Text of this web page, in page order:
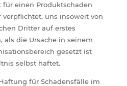
für einen Produktschaden
uns insoweit von
Dritter auf erstes
als die Ursache in seinem
gesetzt ist
selbst haftet.
für Schadensfälle im